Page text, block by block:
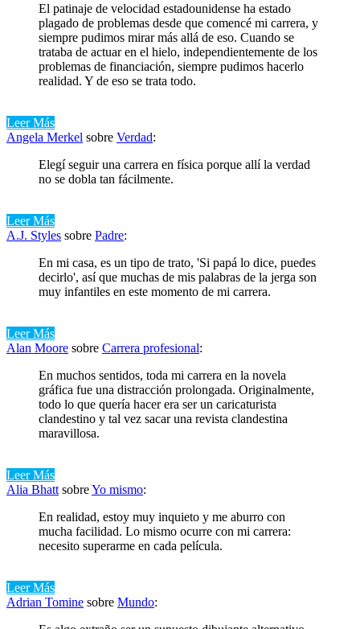
El patinaje de velocidad estadounidense ha estado
plagado de problemas desde que comencé mi carrera, y
siempre pudimos mirar más allá de eso. Cuando se
trataba de actuar en el hielo, independientemente de los
problemas de financiación, siempre pudimos hacerlo
realidad. Y de eso se trata todo.
Leer Más
Angela Merkel sobre Verdad:
Elegí seguir una carrera en física porque allí la verdad
no se dobla tan fácilmente.
Leer Más
A.J. Styles sobre Padre:
En mi casa, es un tipo de trato, 'Si papá lo dice, puedes
decirlo', así que muchas de mis palabras de la jerga son
muy infantiles en este momento de mi carrera.
Leer Más
Alan Moore sobre Carrera profesional:
En muchos sentidos, toda mi carrera en la novela
gráfica fue una distracción prolongada. Originalmente,
todo lo que quería hacer era ser un caricaturista
clandestino y tal vez sacar una revista clandestina
maravillosa.
Leer Más
Alia Bhatt sobreYo mismo:
En realidad, estoy muy inquieto y me aburro con
mucha facilidad. Lo mismo ocurre con mi carrera:
necesito superarme en cada película.
Leer Más
Adrian Tomine sobre Mundo: